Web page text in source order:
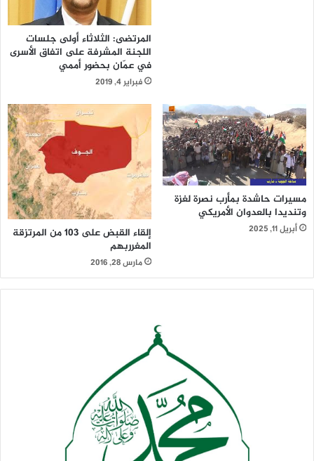
المرتضى: الثلاثاء أولى جلسات
اللجنة المشرفة على اتفاق الأسرى
في عمّان بحضور أممي
فبراير 4, 2019
مسيرات حاشدة بمأرب نصرة لغزة
وتنديدا بالعدوان الأمريكي
أبريل 11, 2025
إلقاء القبض على 103 من المرتزقة
المغرربهم
مارس 28, 2016